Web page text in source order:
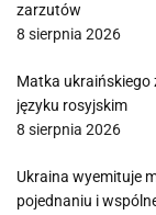
zarzutów
8 sierpnia 2026
Matka ukraińskiego
języku rosyjskim
8 sierpnia 2026
Ukraina wyemituje
pojednaniu i